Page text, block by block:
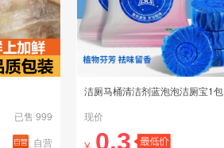
已售 999
自营
洁厕马桶清洁剂蓝泡泡洁厕宝1包
现价
0.3